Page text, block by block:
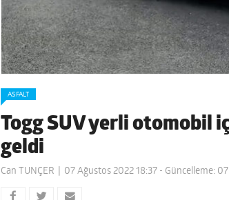
ASFALT
Togg SUV yerli otomobil
geldi
Can TUNÇER 07 Ağustos 2022 18:37 - Güncelleme: